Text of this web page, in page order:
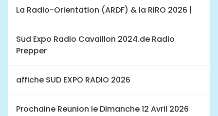
La Radio-Orientation (ARDF) & la RIRO 2026 |
Sud Expo Radio Cavaillon 2024.de Radio
Prepper
affiche SUD EXPO RADIO 2026
Prochaine Reunion le Dimanche 12 Avril 2026